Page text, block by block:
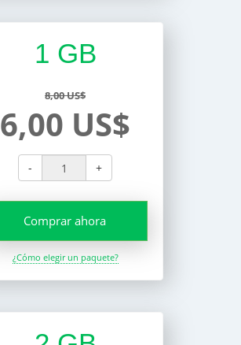
1 GB
8,00 US$
6,00 US$
- +
Comprar ahora
¿Cómo elegir un paquete?